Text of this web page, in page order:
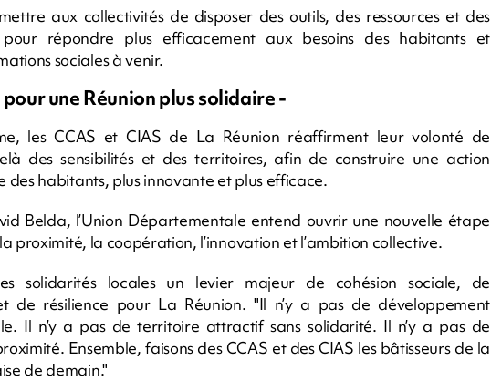
aux collectivités de disposer des outils, des ressources et des
pour répondre plus efficacement aux besoins des habitants et
sociales à venir.
une Réunion plus solidaire -
les CCAS et CIAS de La Réunion réaffirment leur volonté de
des sensibilités et des territoires, afin de construire une action
des habitants, plus innovante et plus efficace.
Belda, l’Union Départementale entend ouvrir une nouvelle étape
proximité, la coopération, l’innovation et l’ambition collective.
solidarités locales un levier majeur de cohésion sociale, de
de résilience pour La Réunion. "Il n’y a pas de développement
Il n’y a pas de territoire attractif sans solidarité. Il n’y a pas de
Ensemble, faisons des CCAS et des CIAS les bâtisseurs de la
de demain."